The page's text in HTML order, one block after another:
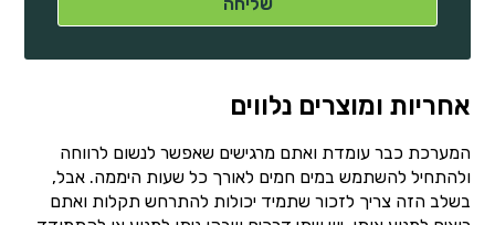
אחריות ומוצרים נלווים
המערכת כבר עומדת ואתם מרגישים שאפשר לנשום לרווחה
ולהתחיל להשתמש במים חמים לאורך כל שעות היממה. אבל,
בשלב הזה צריך לזכור שתמיד יכולות להתרחש תקלות ואתם